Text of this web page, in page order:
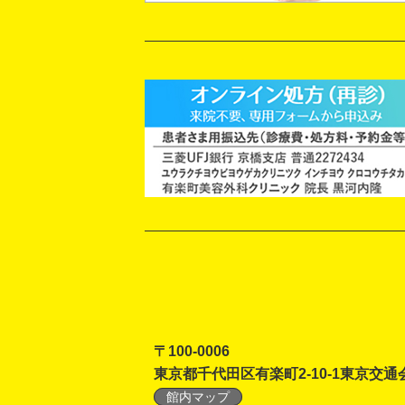
〒100-0006
東京都千代田区有楽町2-10-1東京交通
館内マップ